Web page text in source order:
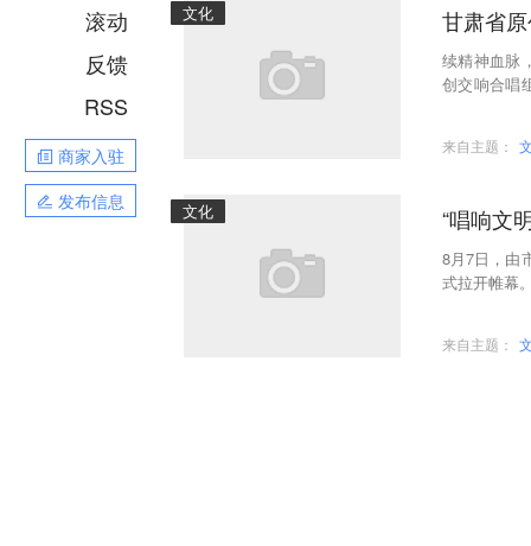
滚动
反馈
RSS
商家入驻
发布信息
文化 甘肃省
续精神血脉
创交响合唱
来自主题：
文化 “唱响文
8月7日，由
式拉开帷幕
来自主题：